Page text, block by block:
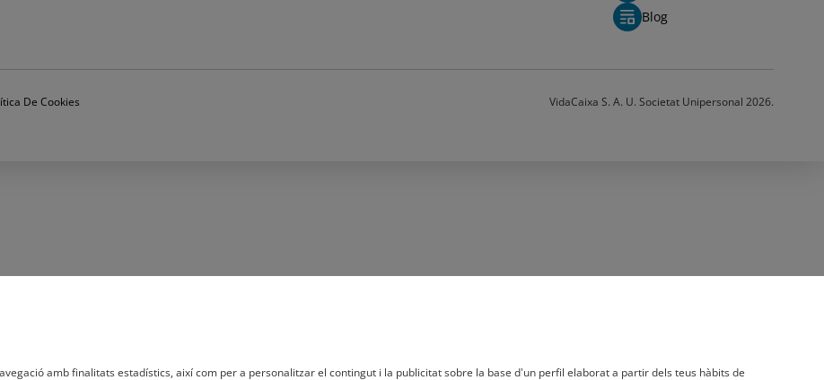
amb finalitats estadístics, així com per a personalitzar el contingut i la publicitat sobre la base d'un perfil elaborat a partir dels teus hàbits de
Blog
De Cookies VidaCaixa S. A. U. Societat Unipersonal 2026.